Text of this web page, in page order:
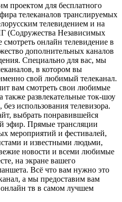
проектом для бесплатного
телеканалов транслируемых
телевидением и на
(Содружества Независимых
онлайн телевидение в
дополнительных каналов
Специально для вас, мы
в котором вы
свой любимый телеканал.
вам смотреть свои любимые
развлекательные ток-шоу
использования телевизора.
выбрать понравившейся
эфир. Прямые трансляции
мероприятий и фестивалей,
и известными людьми,
новости и всеми любимые
на экране вашего
Всё что вам нужно это
а мы предоставим вам
тв в самом лучшем